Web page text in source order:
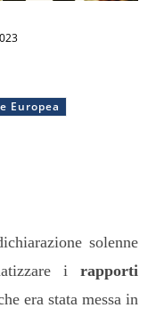
Europea
solenne
i rapporti
era stata messa in